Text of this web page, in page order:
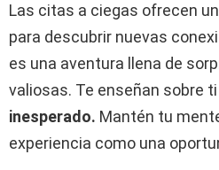
Las citas a ciegas ofrecen
para descubrir nuevas
es una aventura llena de
valiosas. Te enseñan sobre ti
inesperado. Mantén tu
experiencia como una